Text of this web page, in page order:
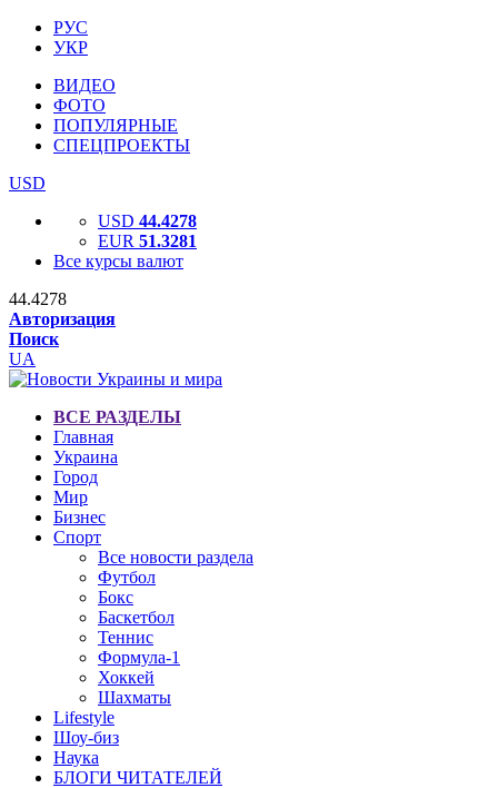
РУС
УКР
ВИДЕО
ФОТО
ПОПУЛЯРНЫЕ
СПЕЦПРОЕКТЫ
USD
USD 44.4278
EUR 51.3281
Все курсы валют
44.4278
Авторизация
Поиск
UA
ВСЕ РАЗДЕЛЫ
Главная
Украина
Город
Мир
Бизнес
Спорт
Все новости раздела
Футбол
Бокс
Баскетбол
Теннис
Формула-1
Хоккей
Шахматы
Lifestyle
Шоу-биз
Наука
БЛОГИ ЧИТАТЕЛЕЙ